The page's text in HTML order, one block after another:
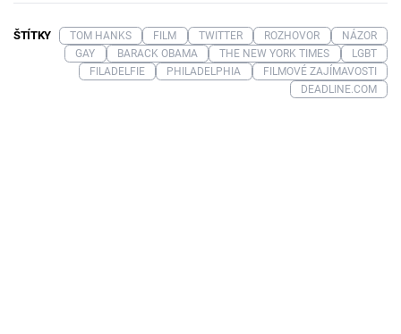
ŠTÍTKY TOM HANKS FILM TWITTER ROZHOVOR
NÁZOR
GAY
BARACK OBAMA THE NEW YORK TIMES
LGBT
FILADELFIE
PHILADELPHIA
FILMOVÉ ZAJÍMAVOSTI
DEADLINE.COM